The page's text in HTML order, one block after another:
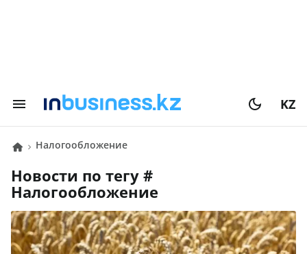
KZ
Налогообложение
Новости по тегу #
Налогообложение